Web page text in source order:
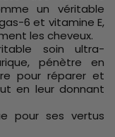
un véritable
6 et vitamine E,
les cheveux.
soin ultra-
pénètre en
pour réparer et
en leur donnant
pour ses vertus